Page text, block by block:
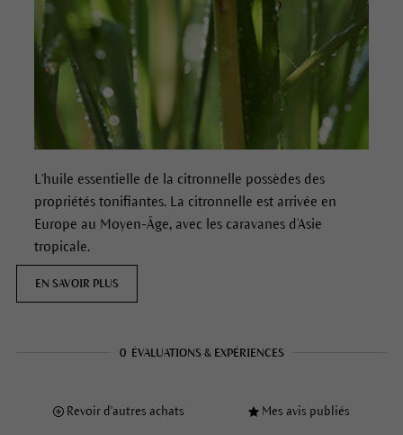
L'huile essentielle de la citronnelle possèdes des
propriétés tonifiantes. La citronnelle est arrivée en
Europe au Moyen-Âge, avec les caravanes d’Asie
tropicale.
EN SAVOIR PLUS
0 ÉVALUATIONS & EXPÉRIENCES
Revoir d'autres achats Mes avis publiés